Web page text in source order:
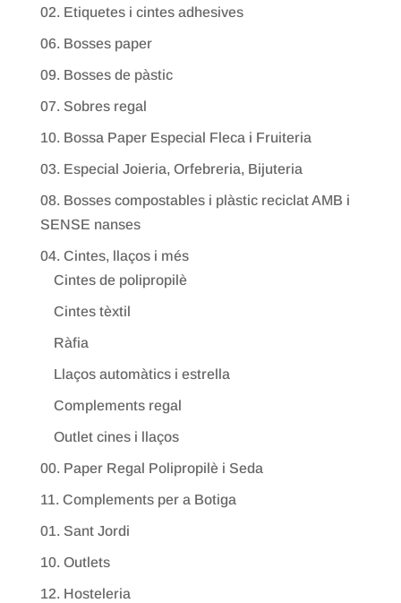
02. Etiquetes i cintes adhesives
06. Bosses paper
09. Bosses de pàstic
07. Sobres regal
10. Bossa Paper Especial Fleca i Fruiteria
03. Especial Joieria, Orfebreria, Bijuteria
08. Bosses compostables i plàstic reciclat AMB i
SENSE nanses
04. Cintes, llaços i més
Cintes de polipropilè
Cintes tèxtil
Ràfia
Llaços automàtics i estrella
Complements regal
Outlet cines i llaços
00. Paper Regal Polipropilè i Seda
11. Complements per a Botiga
01. Sant Jordi
10. Outlets
12. Hosteleria